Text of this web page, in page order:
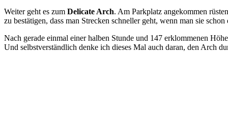
Weiter geht es zum Delicate Arch. Am Parkplatz angekommen
zu bestätigen, dass man Strecken schneller geht, wenn man sie
Nach gerade einmal einer halben Stunde und 147 erklommenen
Und selbstverständlich denke ich dieses Mal auch daran, den Arch